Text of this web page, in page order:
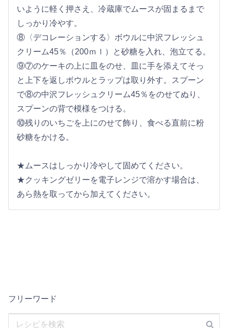
いように軽く押さえ、冷蔵庫でムースが固まるまで
しっかり冷やす。
⑧〈デコレーションする〉ボウルに中沢フレッシュ
クリーム45％（200ｍｌ）と砂糖を入れ、泡立てる。
⑨⑦のケーキの上に皿をのせ、皿に手を添えてそっ
と上下を返しボウルとラップは取り外す。スプーン
で⑧の中沢フレッシュクリーム45％をのせてぬり、
スプーンの背で模様をつける。
⑩残りのいちごを上にのせて飾り、食べる直前に粉
砂糖をかける。
★ムースはしっかり冷やして固めてください。
★クッキングゼリーを電子レンジで溶かす場合は、
あら熱を取ってから加えてください。
フリーワード